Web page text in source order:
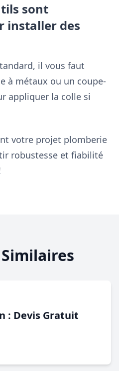
sont
installer des
il vous faut
à métaux ou un coupe-
appliquer la colle si
votre projet plomberie
robustesse et fiabilité
: Devis Gratuit